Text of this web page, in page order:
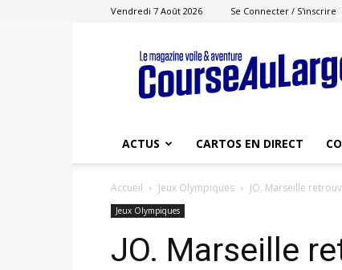
Vendredi 7 Août 2026 Se Connecter / S'inscrire
Course
au
Large
ACTUS CARTOS EN DIRECT
Accueil Jeux Olympiques JO. Marseille
Jeux Olympiques
JO. Marseille